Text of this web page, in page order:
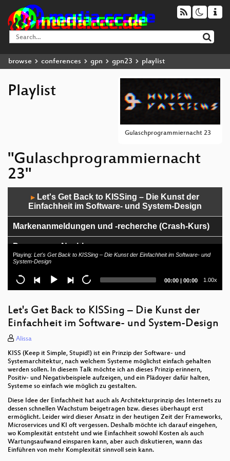
browse conferences gpn gpn23 playlist
Gulaschprogrammiernacht 23
Playlist
"Gulaschprogrammiernacht
23"
▶
Let's Get Back to KISSing – Die Kunst der
Einfachheit im Software- und System-Design
Markenanmeldungen und -recherche (Crash-Kurs)
Demoszene Nachlese
Perfidy, Deception, Fraud - How Much Trust Should
We Put in a PDF?
Mehr als nur Kohlekraftwerke stilllegen und
Erneuerbare ausbauen
Deconstructing "Grow Beyond"
Robocat -- ein vierbeiniger Roboter zum basteln und
elektronische Patientenakte (ePA) – Whatever it
takes!
Impulswahl-zu-DTMF-Konverter in Relaistechnik
Playing: Let's Get Back to KISSing – Die Kunst der Einfachheit im Software- und
System-Design
Current
00:00
Total
00:00 1.00x
Let's Get Back to KISSing – Die Kunst der
Einfachheit im Software- und System-Design
Alissa
KISS (Keep it Simple, Stupid!) ist ein Prinzip der Software- und
Systemarchitektur, nach welchem Systeme möglichst einfach gehalten
werden sollen. In diesem Talk möchte ich an dieses Prinzip erinnern,
Positiv- und Negativbeispiele aufzeigen, und ein Plädoyer dafür halten,
Systeme so einfach wie möglich zu gestalten.
Diese Idee der Einfachheit hat auch als Architekturprinzip des Internets zu
dessen schnellen Wachstum beigetragen bzw. dieses überhaupt erst
ermöglicht. Leider wird dieser Ansatz in der heutigen Zeit der Frameworks,
Microservices und KI oft vergessen. Deshalb möchte ich darauf eingehen,
wo Komplexität entsteht und wie Einfachheit sowohl Kosten als auch
Wartungsaufwand einsparen kann, aber auch diskutieren, wann das
Einführen von mehr Komplexität sinnvoll sein kann.